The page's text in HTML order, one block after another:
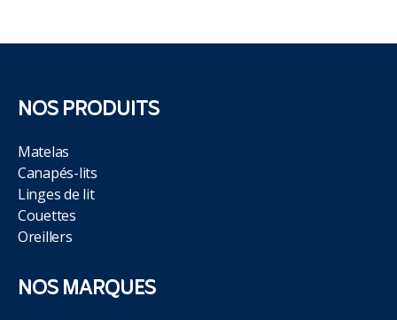
publications
NOS PRODUITS
Matelas
Canapés-lits
Linges de lit
Couettes
Oreillers
NOS MARQUES